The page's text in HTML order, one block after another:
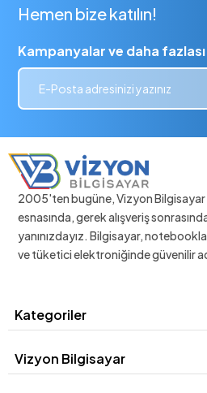
Hemen bize katılın!
Kampanyalar ve daha
2005'ten bugüne, Vizyon Bilgisayar
esnasında, gerek alışveriş
yanınızdayız. Bilgisayar,
ve tüketici elektroniğinde güvenilir
Kategoriler
Vizyon Bilgisayar